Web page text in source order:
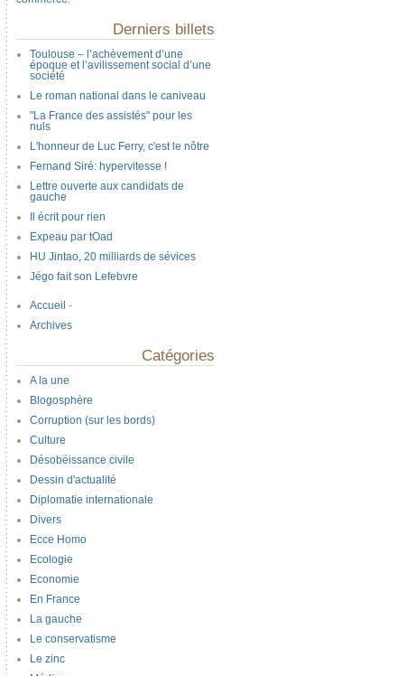
Derniers billets
Toulouse – l’achèvement d’une
époque et l’avilissement social d’une
société
Le roman national dans le caniveau
"La France des assistés" pour les
nuls
L'honneur de Luc Ferry, c'est le nôtre
Fernand Siré: hypervitesse !
Lettre ouverte aux candidats de
gauche
Il écrit pour rien
Expeau par tOad
HU Jintao, 20 milliards de sévices
Jégo fait son Lefebvre
Accueil -
Archives
Catégories
A la une
Blogosphère
Corruption (sur les bords)
Culture
Désobéissance civile
Dessin d'actualité
Diplomatie internationale
Divers
Ecce Homo
Ecologie
Economie
En France
La gauche
Le conservatisme
Le zinc